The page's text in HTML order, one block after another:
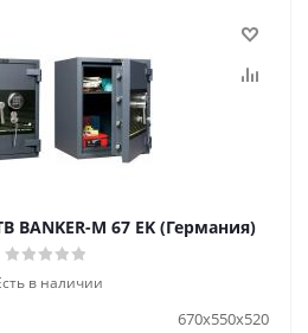
BANKER-M 67 EK (Германия)
в наличии
670x550x520